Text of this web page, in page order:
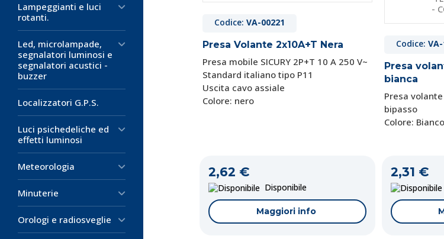
Codice: VA-00221
Presa Volante 2x10A+T Nera
Presa mobile SICURY 2P+T 10 A 250 V~
Standard italiano tipo P11
Uscita cavo assiale
Colore: nero
2,62 €
Disponibile
Maggiori info
Codice:
Presa
bianca
Presa
bipasso
Colore: Bianco
2,31 €
Lampeggianti e luci
rotanti.
Led, microlampade,
segnalatori luminosi e
segnalatori acustici -
buzzer
Localizzatori G.P.S.
Luci psichedeliche ed
effetti luminosi
Meteorologia
Minuterie
Orologi e radiosveglie